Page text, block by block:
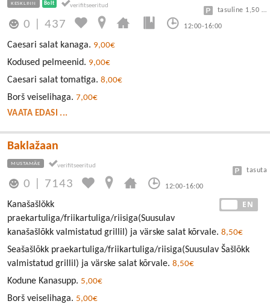
KESKLINN Bolt
0 |437 12:00-16:00
tasuline 1,50 eur/h
Caesari salat kanaga. 9,00€
Kodused pelmeenid. 9,00€
Caesari salat tomatiga. 8,00€
Borš veiselihaga. 7,00€
VAATA EDASI ...
Baklažaan
MUSTAMÄE
0 7143 12:00-16:00
tasuta
EN
Kanašašlǒkk
praekartuliga/friikartuliga/riisiga(Suusulav
kanašašlõkk valmistatud grillil) ja värske salat kõrvale. 8,50€
Seašašlõkk praekartuliga/friikartuliga/riisiga(Suusulav Šašlõkk
valmistatud grillil) ja värske salat kõrvale. 8,50€
Kodune Kanasupp. 5,00€
Borš veiselihaga. 5,00€